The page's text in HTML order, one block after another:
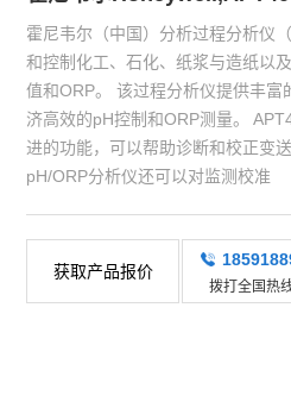
霍尼韦尔（中国）分析过程分析仪
和控制化工、石化、纸浆与造纸以
值和ORP。 该过程分析仪提供丰富
济高效的pH控制和ORP测量。
进的功能，可以帮助诊断和校正变
pH/ORP分析仪还可以对监测校准
获取产品报价
拨打全国热